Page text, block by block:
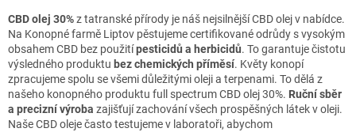
CBD olej 30%z tatranské přírody je náš nejsilnější CBD olej v nabídce.
Na Konopné farmě Liptov pěstujeme certifikované odrůdy s vysokým
obsahem CBD bez použitípesticidů a herbicidů. To garantuje čistotu
výsledného produktu bez chemických příměsí. Květy konopí
zpracujeme spolu se všemi důležitými oleji a terpenami. To dělá z
našeho konopného produktu full spectrum CBD olej 30%. Ruční sběr
a precizní výroba zajišťují zachování všech prospěšných látek v oleji.
Naše CBD oleje často testujeme v laboratoři, abychom